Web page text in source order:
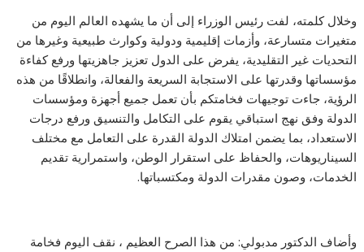
وخلال كلمته، لفت رئيس الوزراء إلى أن ما يشهده العالم اليوم من
متغيرات متسارعة، وأزمات إقليمية ودولية وكوارث طبيعية وغيرها من
التحديات غير التقليدية، يفرض على الدول تعزيز جاهزيتها ورفع كفاءة
مؤسساتها وقدرتها على الاستجابة السريعة والفعالة، وانطلاقًا من هذه
الرؤية، جاءت توجيهات فخامتكم بأن تعمل جميع أجهزة ومؤسسات
الدولة وفق نهج استباقي يقوم على التكامل والتنسيق ورفع درجات
الاستعداد، بما يضمن امتلاك الدولة القدرة على التعامل مع مختلف
السيناريوهات، والحفاظ على استقرار الوطن، واستمرارية تقديم
الخدمات، وصون مقدرات الدولة ومكتسباتها.
وأضاف الدكتور مدبولي: من هذا الصرح العظيم ، نقف اليوم فخامة